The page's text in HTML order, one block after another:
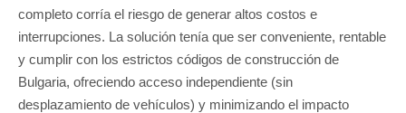
completo corría el riesgo de generar altos costos e
interrupciones. La solución tenía que ser conveniente, rentable
y cumplir con los estrictos códigos de construcción de
Bulgaria, ofreciendo acceso independiente (sin
desplazamiento de vehículos) y minimizando el impacto